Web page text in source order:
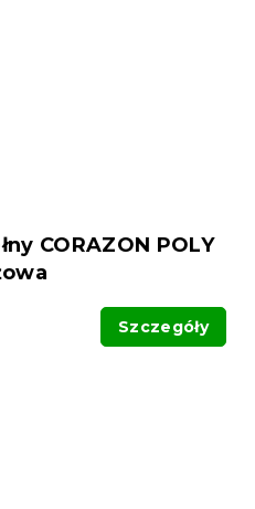
CORAZON POLY
Szczegóły